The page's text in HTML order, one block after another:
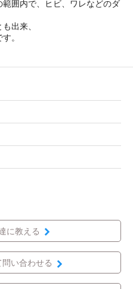
囲内で、ヒビ、ワレなどのダ
出来、
。
に教える
い合わせる